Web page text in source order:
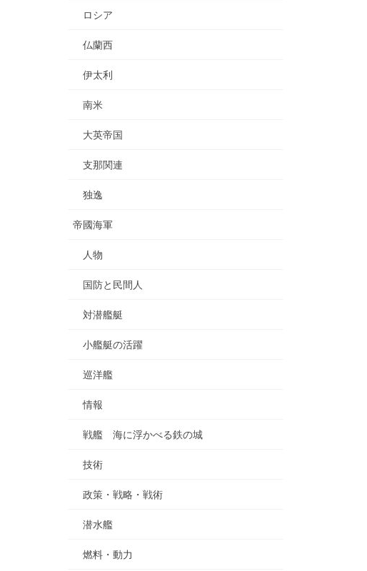
ロシア
仏蘭西
伊太利
南米
大英帝国
支那関連
独逸
帝國海軍
人物
国防と民間人
対潜艦艇
小艦艇の活躍
巡洋艦
情報
戦艦 海に浮かべる鉄の城
技術
政策・戦略・戦術
潜水艦
燃料・動力